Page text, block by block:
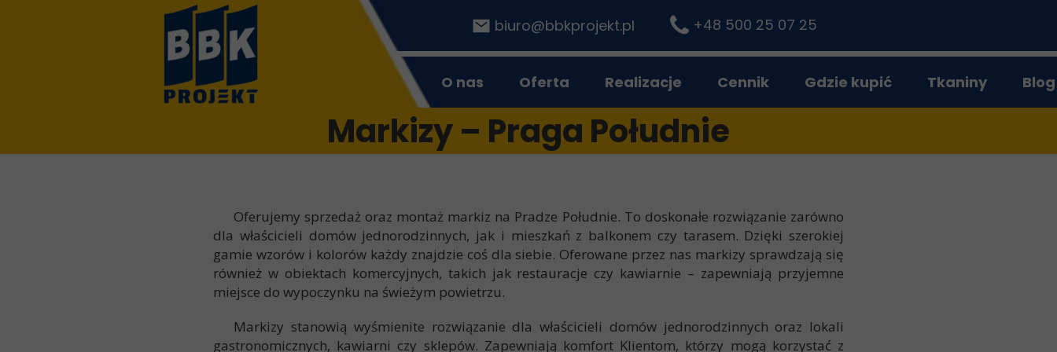
biuro@bbkprojekt.pl +48 500 25 07 25
O nas Oferta Realizacje Cennik Gdzie kupić
Tkaniny
Dzień/Noc
Blog
Oferujemy sprzedaż oraz montaż markiz na Pradze Południe. To doskonałe rozwiązanie zarówno
dla właścicieli domów jednorodzinnych, jak i mieszkań z balkonem czy tarasem. Dzięki szerokiej
gamie wzorów i kolorów każdy znajdzie coś dla siebie. Oferowane przez nas markizy sprawdzają się
również w obiektach komercyjnych, takich jak restauracje czy kawiarnie – zapewniają przyjemne
miejsce do wypoczynku na świeżym powietrzu.
Markizy stanowią wyśmienite rozwiązanie dla właścicieli domów jednorodzinnych oraz lokali
gastronomicznych, kawiarni czy sklepów. Zapewniają komfort Klientom, którzy mogą korzystać z
Markizy – Praga Południe